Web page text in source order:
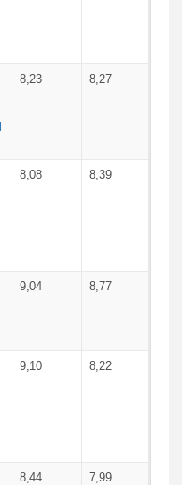
8,23 8,27
8,08 8,39
9,04 8,77
9,10 8,22
8,44 7,99